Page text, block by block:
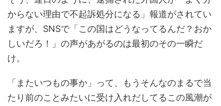
からない理由で不起訴処分になる」報道がされてい
ますが、SNSで「この国はどうなってるんだ？おか
しいだろ！」の声があがるのは最初のその一瞬だ
け。
「またいつもの事か」って、もうそんなのまるで当
たり前のことみたいに受け入れだしてるこの風潮が